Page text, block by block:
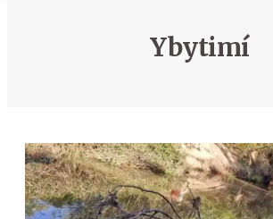
Ybytimí